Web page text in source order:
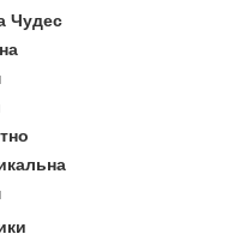
Чудес